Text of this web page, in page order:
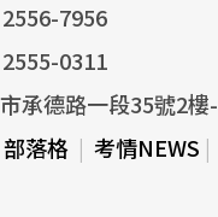
7956
0311
承德路一段35號2樓
部落格 | 考情NEWS |